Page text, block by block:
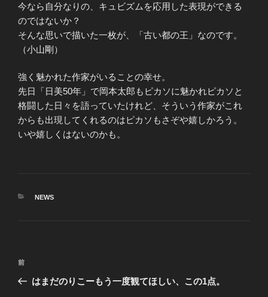
今なら自分なりの、キュビズムを応用した表現ができる
のではないか？
そんな思いで描いた一枚が、「古い都の王」なのです。
（小山剛）
強く魅かれた作家がいることの幸せ。
先日「日美50年」で岡本太郎もピカソに魅かれピカソと
格闘した日々を語っていたけれど、そういう作家がこれ
からも出現してくれるのはピカソもさぞや嬉しかろう。
いや嬉しくはないのかも。
カ
NEWS
投
前
の
前
はまだのりこーもう一度観てほしい、この1点。